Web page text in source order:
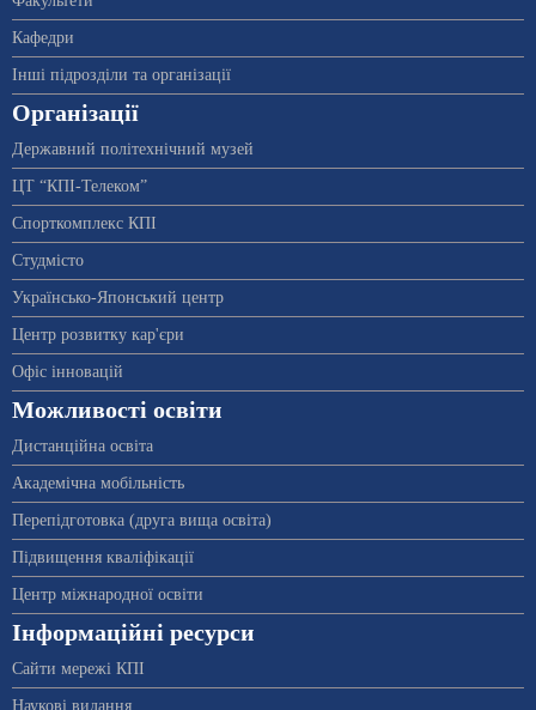
Кафедри
Інші підрозділи та організації
Організації
Державний політехнічний музей
ЦТ “КПІ-Телеком”
Спорткомплекс КПІ
Студмісто
Українсько-Японський центр
Центр розвитку кар'єри
Офіс інновацій
Можливості освіти
Дистанційна освіта
Академічна мобільність
Перепідготовка (друга вища освіта)
Підвищення кваліфікації
Центр міжнародної освіти
Інформаційні ресурси
Сайти мережі КПІ
Наукові видання